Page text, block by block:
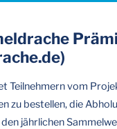
Teilnehmern vom
zu bestellen, die
jährlichen